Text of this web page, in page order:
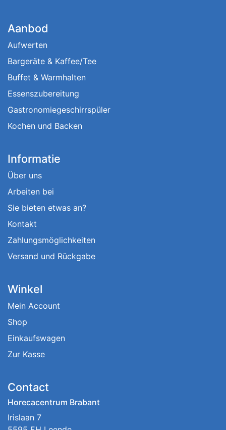
Aanbod
Aufwerten
Bargeräte & Kaffee/Tee
Buffet & Warmhalten
Essenszubereitung
Gastronomiegeschirrspüler
Kochen und Backen
Informatie
Über uns
Arbeiten bei
Sie bieten etwas an?
Kontakt
Zahlungsmöglichkeiten
Versand und Rückgabe
Winkel
Mein Account
Shop
Einkaufswagen
Zur Kasse
Contact
Horecacentrum Brabant
Irislaan 7